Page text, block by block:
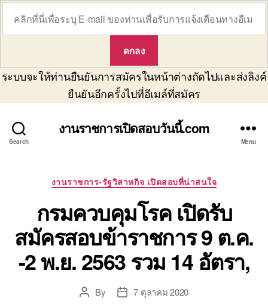
ระบบจะให้ท่านยืนยันการสมัครในหน้าต่างถัดไปและส่งลิงค์
ยืนยันอีกครั้งไปที่อีเมล์ที่สมัคร
Search
งานราชการเปิดสอบวันนี้.com
Menu
Categories
งานราชการ-รัฐวิสาหกิจ เปิดสอบที่น่าสนใจ
กรมควบคุมโรค เปิดรับ
สมัครสอบข้าราชการ 9 ต.ค.
-2 พ.ย. 2563 รวม 14 อัตรา,
PostBy
Post7 ตุลาคม 2020